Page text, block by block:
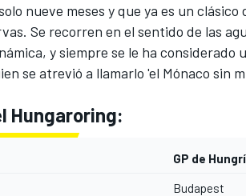
nueve meses y que ya es un clásico
Se recorren en el sentido de las
y siempre se le ha
se atrevió a llamarlo 'el Mónaco sin
Hungaroring:
GP de
Budapest